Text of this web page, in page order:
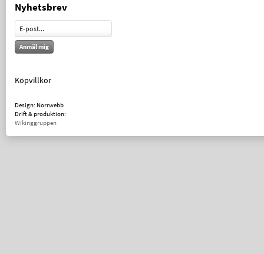
Nyhetsbrev
Anmäl mig
Köpvillkor
Design: Norrwebb
Drift & produktion:
Wikinggruppen